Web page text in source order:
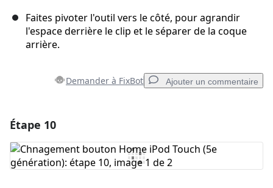
Faites pivoter l'outil vers le côté, pour agrandir
l'espace derrière le clip et le séparer de la coque
arrière.
Demander à FixBot Ajouter un commentaire
Ajouter un commentaire
Étape 10